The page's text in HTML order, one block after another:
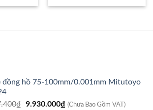
là:
5.490.000₫.là:
đồng hồ 75-100mm/0.001mm Mitutoyo
₫ Giá
9.930.000₫Giá
(Chưa Bao Gồm VAT)